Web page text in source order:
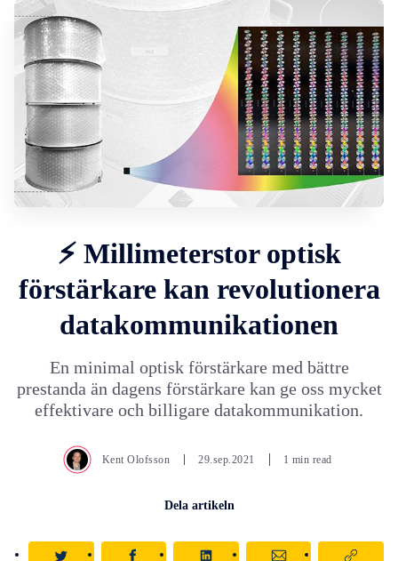
⚡ Millimeterstor optisk
förstärkare kan revolutionera
datakommunikationen
En minimal optisk förstärkare med bättre
prestanda än dagens förstärkare kan ge oss mycket
effektivare och billigare datakommunikation.
Kent Olofsson 29.sep.2021 1 min read
Dela artikeln